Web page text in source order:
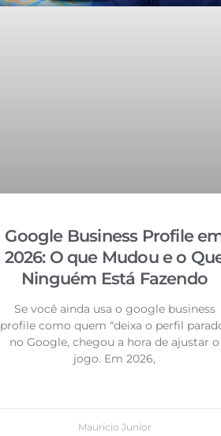
Google Business Profile
2026: O que Mudou e o
Ninguém Está Fazendo
Se você ainda usa o google business
profile como quem “deixa o perfil
no Google, chegou a hora de ajustar o
jogo. Em 2026,
Mauricio Junior